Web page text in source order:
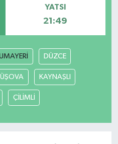
YATSI
21:49
DÜZCE
KAYNAŞLI
ÇİLİMLİ